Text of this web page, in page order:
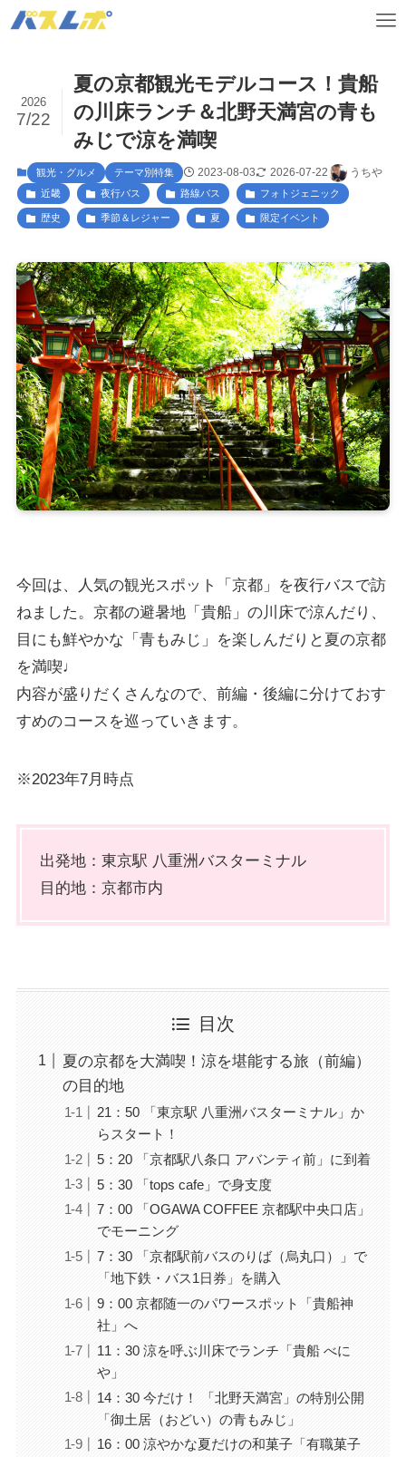
夏の京都観光モデルコース！貴船
の川床ランチ＆北野天満宮の青も
みじで涼を満喫
2026
7/22
観光・グルメ テーマ別特集 2023-08-03 2026-07-22 うちや
近畿 夜行バス 路線バス フォトジェニック
歴史 季節＆レジャー 夏 限定イベント
今回は、人気の観光スポット「京都」を夜行バスで訪
ねました。京都の避暑地「貴船」の川床で涼んだり、
目にも鮮やかな「青もみじ」を楽しんだりと夏の京都
を満喫♩
内容が盛りだくさんなので、前編・後編に分けておす
すめのコースを巡っていきます。
※2023年7月時点
出発地：東京駅 八重洲バスターミナル
目的地：京都市内
目次
夏の京都を大満喫！涼を堪能する旅（前編）
の目的地
21：50 「東京駅 八重洲バスターミナル」か
らスタート！
5：20 「京都駅八条口 アバンティ前」に到着
5：30 「tops cafe」で身支度
7：00 「OGAWA COFFEE 京都駅中央口店」
でモーニング
7：30 「京都駅前バスのりば（烏丸口）」で
「地下鉄・バス1日券」を購入
9：00 京都随一のパワースポット「貴船神
社」へ
11：30 涼を呼ぶ川床でランチ「貴船 べに
や」
14：30 今だけ！ 「北野天満宮」の特別公開
「御土居（おどい）の青もみじ」
16：00 涼やかな夏だけの和菓子「有職菓子